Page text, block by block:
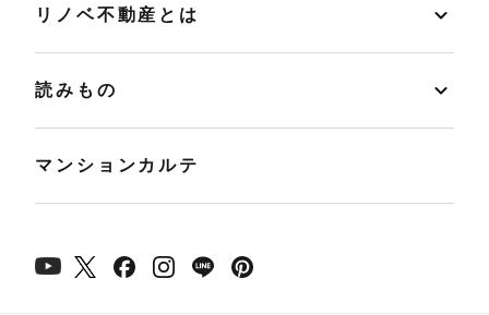
リノベ不動産とは
読みもの
マンションカルテ